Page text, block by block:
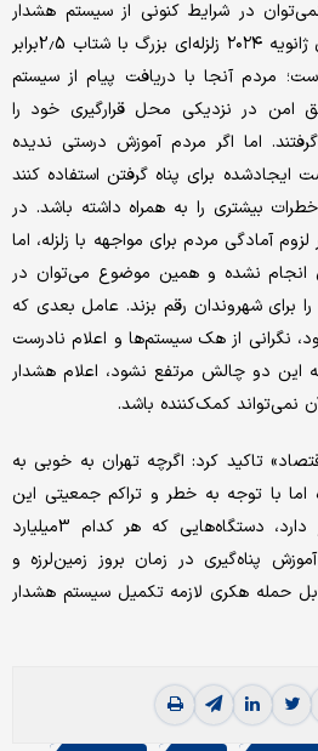
در شرایط کنونی از سیستم هشدار
زلزله در کشور استفاده کرد. اول ژانویه ۲۰۲۴ زلزله‌ای بزرگ با شتاب 2.5برابر
مردم آنجا با دریافت پیام از سیستم
امن در نزدیکی محل قرارگیری خود را
اما اگر مردم آموزش درستی ندیده
ایجادشده برای پناه گرفتن استفاده کنند
بیشتری را به همراه داشته باشد. در
آمادگی مردم برای مواجهه با زلزله، اما
نشده و همین موضوع می‌توان در
برای شهروندان رقم بزند. عامل بعدی که
نگرانی از هک سیستم‌ها و اعلام نادرست
این دو چالش مرتفع نشود، اعلام هشدار
نمی‌تواند کمک‌کننده باشد.
تاکید کرد: اگرچه تهران به خوبی به
با توجه به خطر و تراکم جمعیتی این
شهر به 50دستگاه جدید نیاز دارد، دستگاه‌هایی که هر کدام 3‌میلیارد
پناه‌گیری در زمان بروز زمین‌لرزه و
حمله هکری لازمه تکمیل سیستم هشدار